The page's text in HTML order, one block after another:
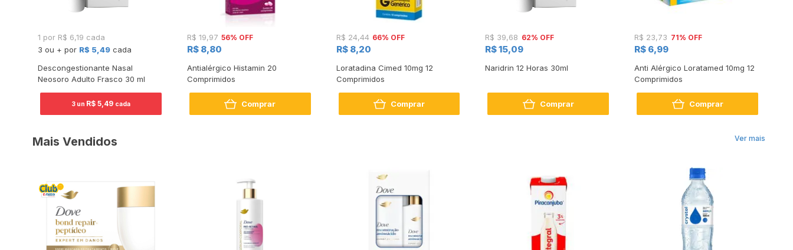
1 por R$ 6,19 cada
3 ou + por R$ 5,49 cada
Descongestionante Nasal
Neosoro Adulto Frasco 30 ml
3 un R$ 5,49 cada
R$ 19,97 56% OFF
R$ 8,80
Antialérgico Histamin 20
Comprimidos
Comprar
R$ 24,44 66% OFF
R$ 8,20
Loratadina Cimed 10mg 12
Comprimidos
Comprar
R$ 39,68 62% OFF
R$ 15,09
Naridrin 12 Horas 30ml
Comprar
R$ 23,73 71% OFF
R$ 6,99
Anti Alérgico Loratamed 10mg 12
Comprimidos
Comprar
Ver mais
Mais Vendidos